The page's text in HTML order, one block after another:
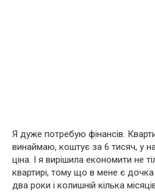
Я дуже потребую фінансів.
винаймаю, коштує за 6 тисяч, у
ціна. І я вирішила економити не
квартирі, тому що в мене є дочка
два роки і колишній кілька